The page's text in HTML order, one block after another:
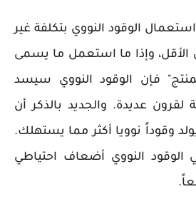
الوقود النووي بتكلفة غير
الأقل، وإذا ما استعمل ما يسمى
فإن الوقود النووي سيسد
لقرون عديدة. والجديد بالذكر أن
وقوداً نوويا أكثر مما يستهلك.
الوقود النووي أضعاف احتياطي